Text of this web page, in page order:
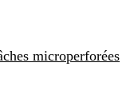
microperforées